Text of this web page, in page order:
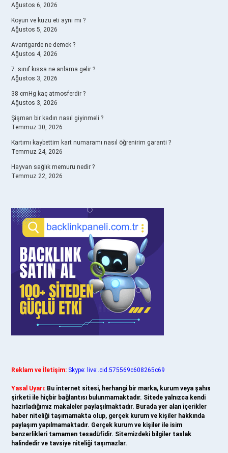
Ağustos 6, 2026
Koyun ve kuzu eti aynı mı ?
Ağustos 5, 2026
Avantgarde ne demek ?
Ağustos 4, 2026
7. sınıf kıssa ne anlama gelir ?
Ağustos 3, 2026
38 cmHg kaç atmosferdir ?
Ağustos 3, 2026
Şişman bir kadın nasıl giyinmeli ?
Temmuz 30, 2026
Kartımı kaybettim kart numaramı nasıl öğrenirim garanti ?
Temmuz 24, 2026
Hayvan sağlık memuru nedir ?
Temmuz 22, 2026
Reklam ve İletişim: Skype: live:.cid.575569c608265c69
Yasal Uyarı: Bu internet sitesi, herhangi bir marka, kurum veya şahıs
şirketi ile hiçbir bağlantısı bulunmamaktadır. Sitede yalnızca kendi
hazırladığımız makaleler paylaşılmaktadır. Burada yer alan içerikler
haber niteliği taşımamakta olup, gerçek kurum ve kişiler hakkında
paylaşım yapılmamaktadır. Gerçek kurum ve kişiler ile isim
benzerlikleri tamamen tesadüfidir. Sitemizdeki bilgiler taslak
halindedir ve tavsiye niteliği taşımazlar.